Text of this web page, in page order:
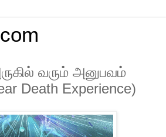
வரும் அனுபவம்
Death Experience)